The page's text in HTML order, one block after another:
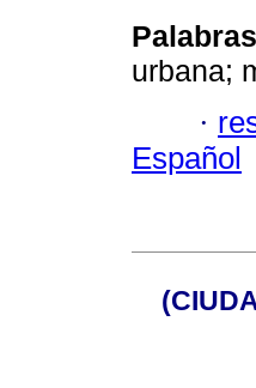
urbana;
·
Español